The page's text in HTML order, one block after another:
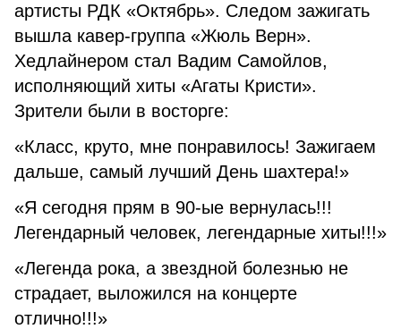
артисты РДК «Октябрь». Следом зажигать
вышла кавер-группа «Жюль Верн».
Хедлайнером стал Вадим Самойлов,
исполняющий хиты «Агаты Кристи».
Зрители были в восторге:
«Класс, круто, мне понравилось! Зажигаем
дальше, самый лучший День шахтера!»
«Я сегодня прям в 90-ые вернулась!!!
Легендарный человек, легендарные хиты!!!»
«Легенда рока, а звездной болезнью не
страдает, выложился на концерте
отлично!!!»